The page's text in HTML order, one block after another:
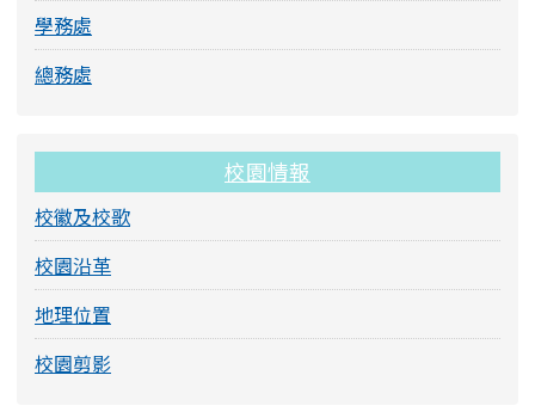
學務處
總務處
校園情報
校徽及校歌
校園沿革
地理位置
校園剪影